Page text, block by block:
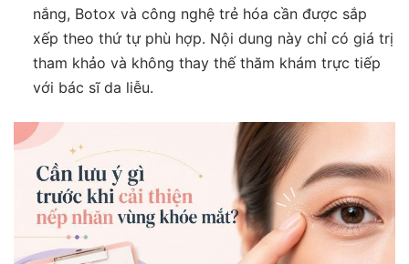
nắng, Botox và công nghệ trẻ hóa cần được sắp
xếp theo thứ tự phù hợp. Nội dung này chỉ có giá trị
tham khảo và không thay thế thăm khám trực tiếp
với bác sĩ da liễu.